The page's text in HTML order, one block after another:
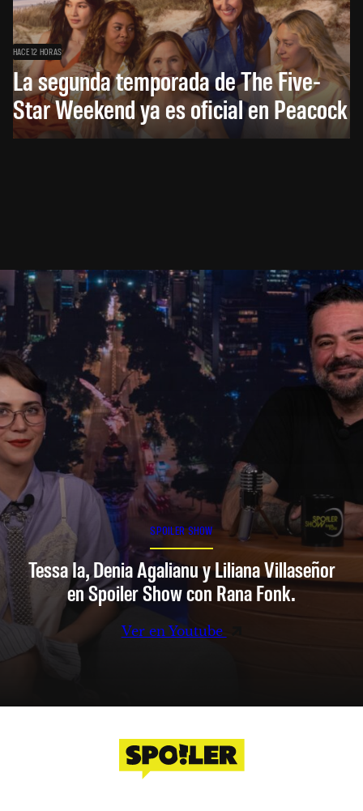
HACE 12 HORAS
La segunda temporada de The Five-
Star Weekend ya es oficial en Peacock
SPOILER SHOW
Tessa Ia, Denia Agalianu y Liliana Villaseñor
en Spoiler Show con Rana Fonk.
Ver en Youtube